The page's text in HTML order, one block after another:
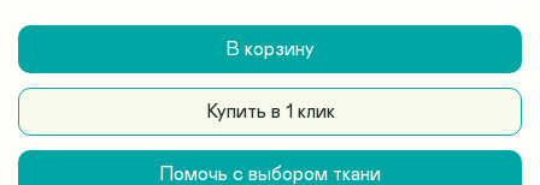
В корзину
Купить в 1 клик
Помочь с выбором ткани